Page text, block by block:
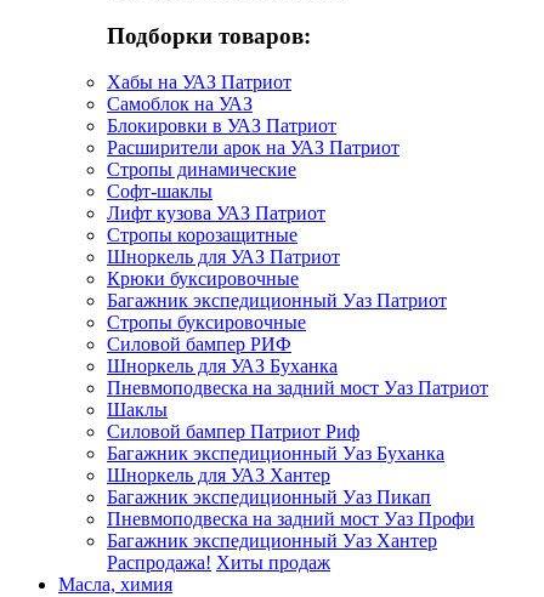
Подборки товаров:
Хабы на УАЗ Патриот
Самоблок на УАЗ
Блокировки в УАЗ Патриот
Расширители арок на УАЗ Патриот
Стропы динамические
Софт-шаклы
Лифт кузова УАЗ Патриот
Стропы корозащитные
Шноркель для УАЗ Патриот
Крюки буксировочные
Багажник экспедиционный Уаз Патриот
Стропы буксировочные
Силовой бампер РИФ
Шноркель для УАЗ Буханка
Пневмоподвеска на задний мост Уаз Патриот
Шаклы
Силовой бампер Патриот Риф
Багажник экспедиционный Уаз Буханка
Шноркель для УАЗ Хантер
Багажник экспедиционный Уаз Пикап
Пневмоподвеска на задний мост Уаз Профи
Багажник экспедиционный Уаз Хантер
Распродажа! Хиты продаж
Масла, химия